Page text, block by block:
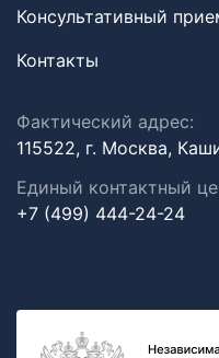
Консультативный
Контакты
Фактический адрес:
115522, г. Москва,
Единый контактный
+7 (499) 444-24-24